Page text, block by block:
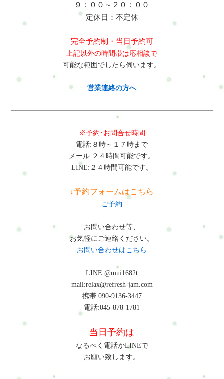
９：００～２０：００
定休日：不定休
完全予約制・当日予約可
上記以外の時間帯は応相談で
可能な範囲でしたら伺います。
営業連絡の方へ
※予約･お問合せ時間
電話:８時～１７時まで
メール:２４時間可能です。
LINE:２４時間可能です。
↓予約フォームはこちら
ご予約
お問い合わせ等、
お気軽にご連絡ください。
お問い合わせはこちら
LINE:@mui1682t
mail:relax@refresh-jam.com
携帯:090-9136-3447
電話:045-878-1781
当日予約は
なるべく電話かLINEで
お願い致します。